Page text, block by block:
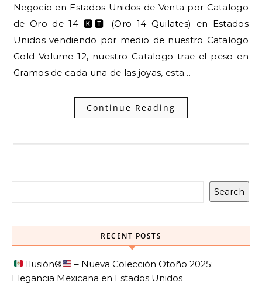
Negocio en Estados Unidos de Venta por Catalogo
de Oro de 14 🅺🆃 (Oro 14 Quilates) en Estados
Unidos vendiendo por medio de nuestro Catalogo
Gold Volume 12, nuestro Catalogo trae el peso en
Gramos de cada una de las joyas, esta…
Continue Reading
Search
RECENT POSTS
Ilusión®️
– Nueva Colección Otoño 2025:
Elegancia Mexicana en Estados Unidos